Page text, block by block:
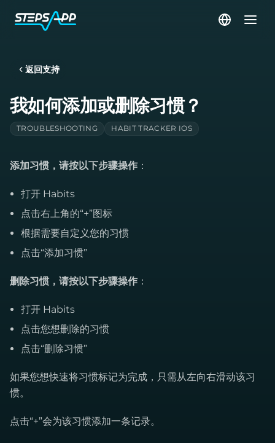
返回支持
我如何添加或删除习惯？
TROUBLESHOOTING HABIT TRACKER IOS
添加习惯，请按以下步骤操作 ：
打开 Habits
点击右上角的“+”图标
根据需要自定义您的习惯
点击“添加习惯”
删除习惯，请按以下步骤操作 ：
打开 Habits
点击您想删除的习惯
点击“删除习惯”
如果您想快速将习惯标记为完成，只需从左向右滑动该习
惯。
点击“+”会为该习惯添加一条记录。